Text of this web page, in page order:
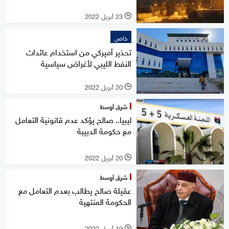
l 23 أبريل 2022
خاص
تحذير أميركي من استخدام عائدات
النفط الليبي لأغراض سياسية
l 20 أبريل 2022
شرق أوسط
ليبيا.. صالح يؤكد عدم قانونية التعامل
مع حكومة الدبيبة
l 20 أبريل 2022
شرق أوسط
عقيلة صالح يطالب بعدم التعامل مع
الحكومة المنتهية